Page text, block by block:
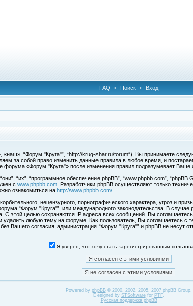
FAQ • Поиск • Вход
“Форум "Круга"”, “http://krug-shar.ru/forum”), Вы принимаете
за собой право изменить данные правила в любое время, и
«Форум "Круга"» после изменения правил подразумевает Ваше
“их”, “программное обеспечение phpBB”, “www.phpbb.com”, “phpBB
с www.phpbb.com . Разработчики phpBB осуществляют только
ознакомиться на http://www.phpbb.com/
нецензурного, порнографического характера, угроз и
“Форум "Круга"”, или международного законодательства. В
С этой целью сохраняются IP адреса всех сообщений. Вы
удалить любую тему на форуме. Как пользователь, Вы соглашаетесь
Вашего согласия, администрация “Форум "Круга"” и phpBB не несут
Я уверен, что хочу стать зарегистрированным
Powered by phpBB© 2000, 2002, 2005, 2007 phpBB Group.
Designed by STSoftwarefor PTF.
Русская поддержка phpBB